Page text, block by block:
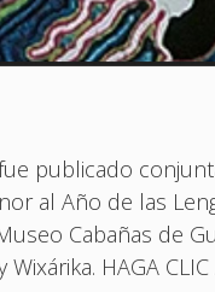
publicado
al Año de las
Cabañas de
HAGA CLIC